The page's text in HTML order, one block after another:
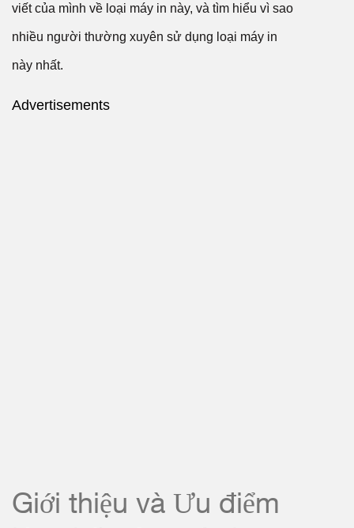
viết của mình về loại máy in này, và tìm hiểu vì sao
nhiều người thường xuyên sử dụng loại máy in
này nhất.
Advertisements
Giới thiệu và Ưu điểm